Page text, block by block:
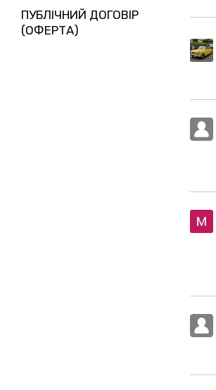
ПУБЛІЧНИЙ ДОГОВІР
(ОФЕРТА)